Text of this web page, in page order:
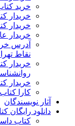
خرید
خریدار
خریدار
خریدار
آدرس
نقاط
خریدار
خریدار
کارا
آثار نویسندگان
دانلود رایگان
کتاب